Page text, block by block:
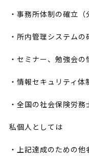
・事務所体制の確立（
・所内管理システムの
・セミナー、勉強会
・情報セキュリティ
・全国の社会保険労
私個人としては
・上記達成のための他